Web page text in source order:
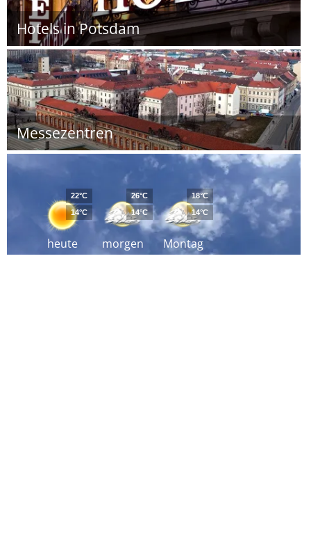
Hotels in Potsdam
Messezentren
heute
22°C
14°C
morgen
26°C
14°C
Montag
18°C
14°C